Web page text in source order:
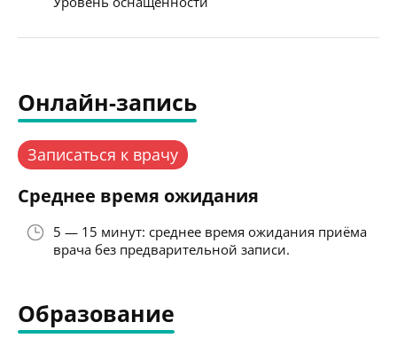
Онлайн-запись
Записаться к врачу
Среднее время ожидания
5 — 15 минут: среднее время ожидания приёма
врача без предварительной записи.
Образование